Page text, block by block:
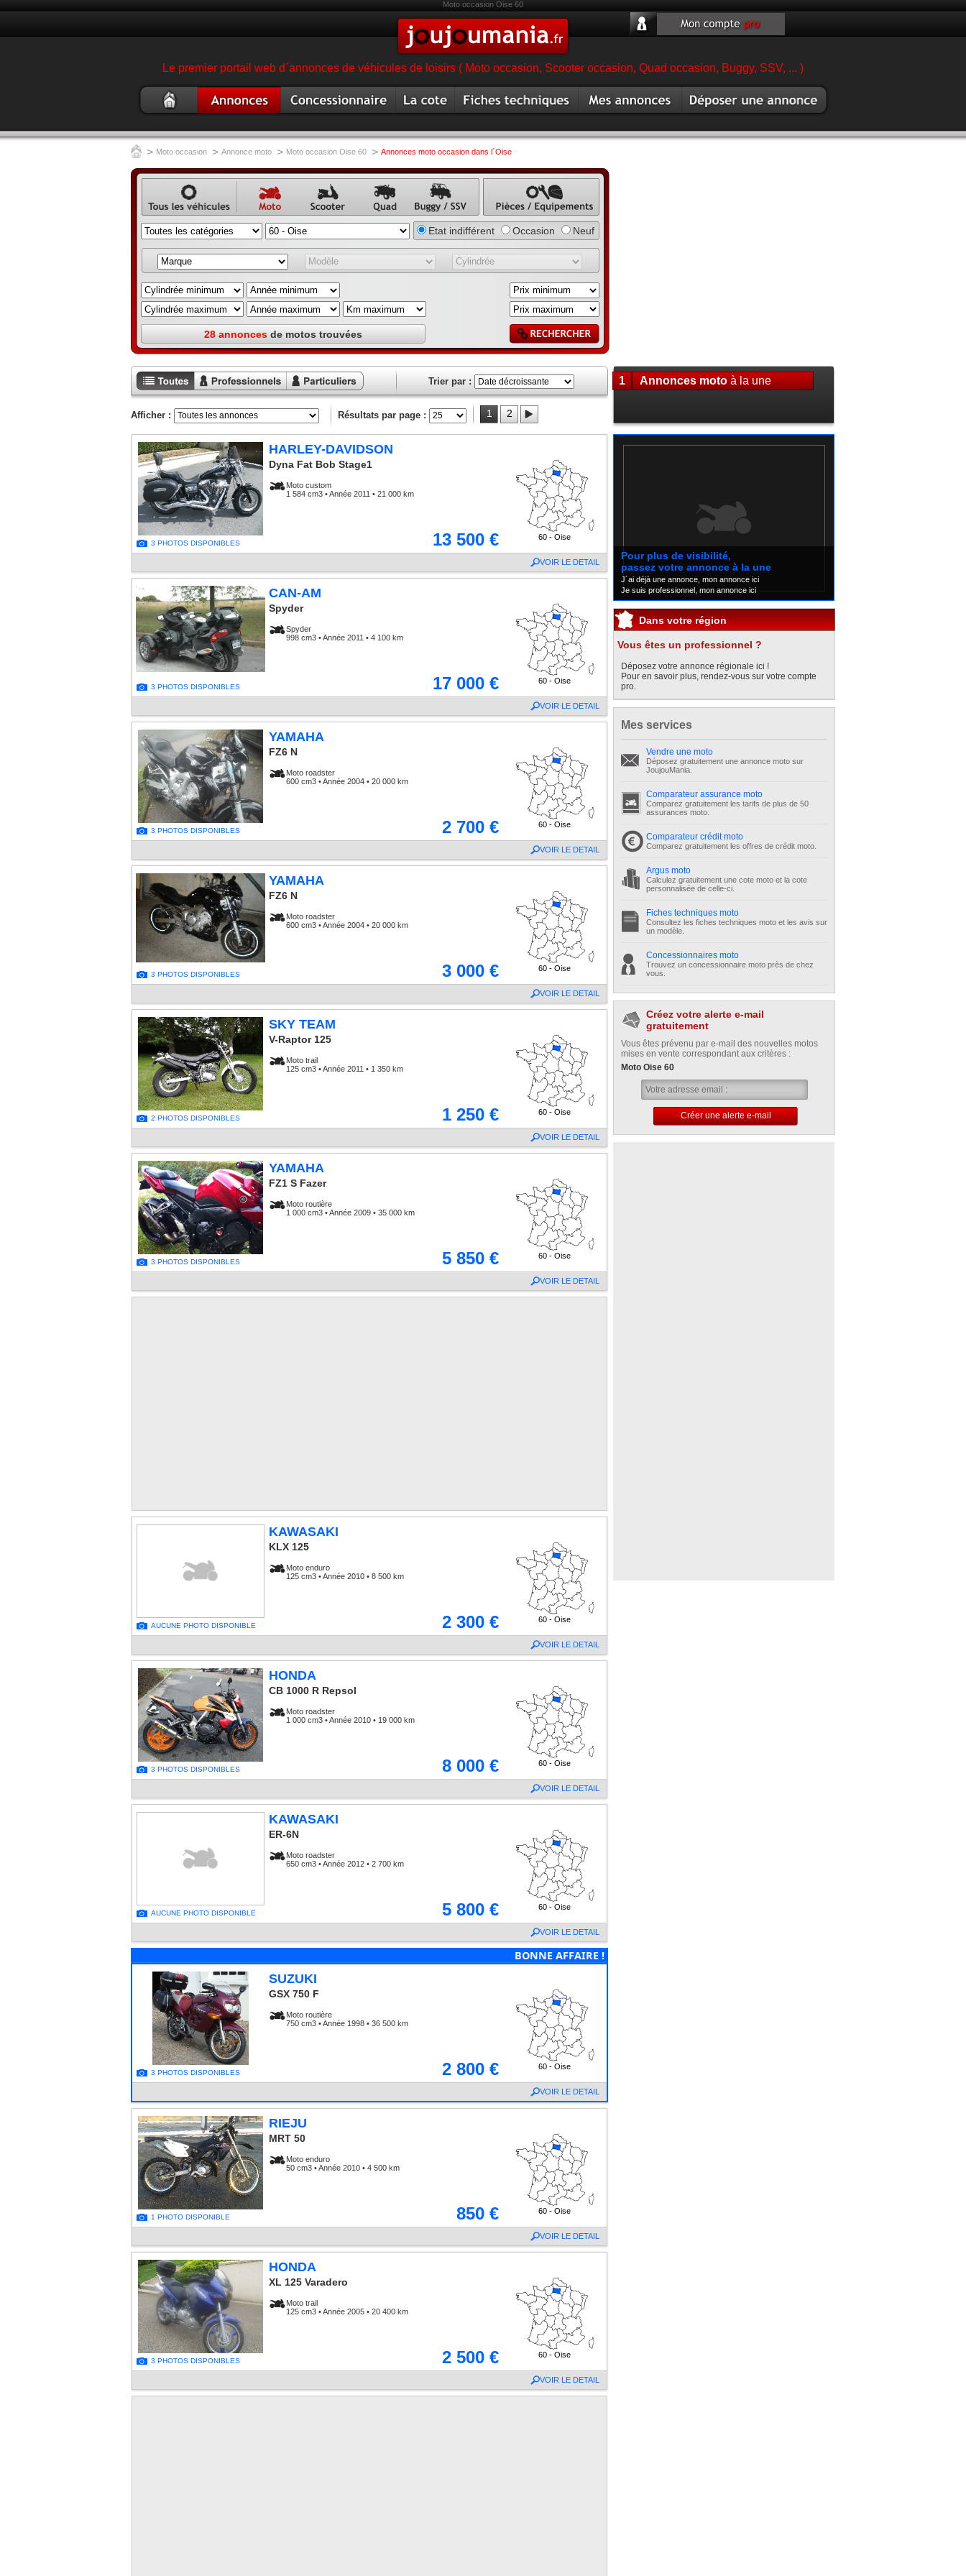
Moto occasion Oise 60
Le premier portail web d´annonces de véhicules de loisirs ( Moto occasion, Scooter occasion, Quad occasion, Buggy, SSV, ... )
occasion
garage magasin moto
occasion
> Moto occasion > Annonce moto > Moto occasion Oise 60 > Annonces moto occasion dans l´Oise
Annonce
véhicule
occasion
Annonce
moto
Annonce
scooter
Annonce
Annonce
buggy,
annonce
SSV
Annonce pièce,
équipement,
accessoire
Etat indifférent Occasion Neuf
28 annonces de motos trouvées
Toutes les
annonces
Annonces
professionnels
Annonces
particuliers
Trier par :
Afficher : Résultats par page : 1 2
3 PHOTOS DISPONIBLES
HARLEY-DAVIDSON
Dyna Fat Bob Stage1
Moto custom
1 584 cm3 • Année 2011 • 21 000 km
13 500 € 60 - Oise
VOIR LE DETAIL
3 PHOTOS DISPONIBLES
CAN-AM
Spyder
Spyder
998 cm3 • Année 2011 • 4 100 km
17 000 € 60 - Oise
VOIR LE DETAIL
3 PHOTOS DISPONIBLES
YAMAHA
FZ6 N
Moto roadster
600 cm3 • Année 2004 • 20 000 km
2 700 € 60 - Oise
VOIR LE DETAIL
3 PHOTOS DISPONIBLES
YAMAHA
FZ6 N
Moto roadster
600 cm3 • Année 2004 • 20 000 km
3 000 € 60 - Oise
VOIR LE DETAIL
2 PHOTOS DISPONIBLES
SKY TEAM
V-Raptor 125
Moto trail
125 cm3 • Année 2011 • 1 350 km
1 250 € 60 - Oise
VOIR LE DETAIL
3 PHOTOS DISPONIBLES
YAMAHA
FZ1 S Fazer
Moto routière
1 000 cm3 • Année 2009 • 35 000 km
5 850 € 60 - Oise
VOIR LE DETAIL
AUCUNE PHOTO DISPONIBLE
KAWASAKI
KLX 125
Moto enduro
125 cm3 • Année 2010 • 8 500 km
2 300 € 60 - Oise
VOIR LE DETAIL
3 PHOTOS DISPONIBLES
HONDA
CB 1000 R Repsol
Moto roadster
1 000 cm3 • Année 2010 • 19 000 km
8 000 € 60 - Oise
VOIR LE DETAIL
AUCUNE PHOTO DISPONIBLE
KAWASAKI
ER-6N
Moto roadster
650 cm3 • Année 2012 • 2 700 km
5 800 € 60 - Oise
VOIR LE DETAIL
BONNE AFFAIRE !
3 PHOTOS DISPONIBLES
SUZUKI
GSX 750 F
Moto routière
750 cm3 • Année 1998 • 36 500 km
2 800 € 60 - Oise
VOIR LE DETAIL
1 PHOTO DISPONIBLE
RIEJU
MRT 50
Moto enduro
50 cm3 • Année 2010 • 4 500 km
850 € 60 - Oise
VOIR LE DETAIL
3 PHOTOS DISPONIBLES
HONDA
XL 125 Varadero
Moto trail
125 cm3 • Année 2005 • 20 400 km
2 500 € 60 - Oise
VOIR LE DETAIL
1 Annonces motoà la une
Pour plus de visibilité,
passez votre annonce à la une
J´ai déjà une annonce, mon annonce ici
Je suis professionnel, mon annonce ici
Dans votre région
Vous êtes un professionnel ?
Déposez votre annonce régionale ici !
Pour en savoir plus, rendez-vous sur votre compte
pro.
Mes services
Vendre une moto
Déposez gratuitement une annonce moto sur
JoujouMania.
Comparateur assurance moto
Comparez gratuitement les tarifs de plus de 50
assurances moto.
Comparateur crédit moto
Comparez gratuitement les offres de crédit moto.
Argus moto
Calculez gratuitement une cote moto et la cote
personnalisée de celle-ci.
Fiches techniques moto
Consultez les fiches techniques moto et les avis sur
un modèle.
Concessionnaires moto
Trouvez un concessionnaire moto près de chez
vous.
Créez votre alerte e-mail
gratuitement
Vous êtes prévenu par e-mail des nouvelles motos
mises en vente correspondant aux critères :
Moto Oise 60
Créer une alerte e-mail